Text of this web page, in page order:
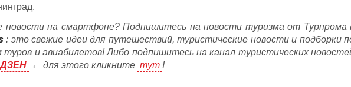
на смартфоне? Подпишитесь на новости туризма от Турпрома
: это свежие идеи для путешествий, туристические новости и подборки
туров и авиабилетов! Либо подпишитесь на канал туристических
← для этого кликните тут !